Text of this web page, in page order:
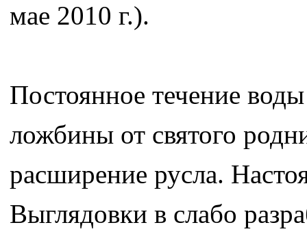
мае 2010 г.).
Постоянное течение
ложбины от святого
расширение русла.
Выглядовки в слабо